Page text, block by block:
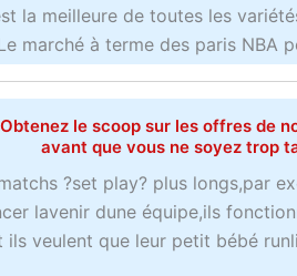
la meilleure de toutes les
marché à terme des paris NBA
le scoop sur les offres de
avant que vous ne soyez trop
?set play? plus longs,par
lavenir dune équipe,ils
veulent que leur petit bébé